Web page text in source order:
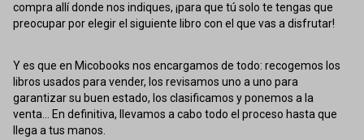
compra allí donde nos indiques, ¡para que tú solo te tengas que
preocupar por elegir el siguiente libro con el que vas a disfrutar!
Y es que en Micobooks nos encargamos de todo: recogemos los
libros usados para vender, los revisamos uno a uno para
garantizar su buen estado, los clasificamos y ponemos a la
venta... En definitiva, llevamos a cabo todo el proceso hasta que
llega a tus manos.